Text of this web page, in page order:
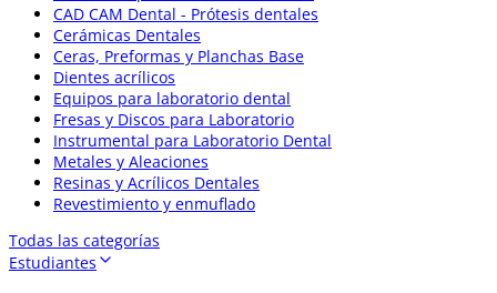
CAD CAM Dental - Prótesis dentales
Cerámicas Dentales
Ceras, Preformas y Planchas Base
Dientes acrílicos
Equipos para laboratorio dental
Fresas y Discos para Laboratorio
Instrumental para Laboratorio Dental
Metales y Aleaciones
Resinas y Acrílicos Dentales
Revestimiento y enmuflado
Todas las categorías
Estudiantes